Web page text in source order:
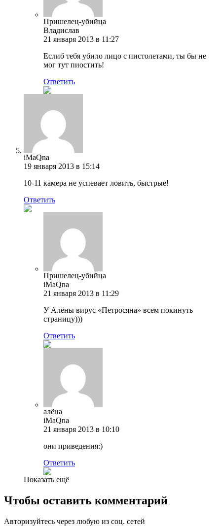
Пришелец-убийца
Владислав
21 января 2013 в 11:27
Еслиб тебя убило лицо с пистолетами, ты бы не
мог тут пиостить!
Ответить
iMaQna
19 января 2013 в 15:14
10-11 камера не успевает ловить, быстрые!
Ответить
Пришелец-убийца
iMaQna
21 января 2013 в 11:29
У Алёны вирус «Петросяна» всем покинуть
страницу)))
Ответить
алёна
iMaQna
21 января 2013 в 10:10
они приведения:)
Ответить
Показать ещё
Чтобы оставить комментарий
Авторизуйтесь через любую из соц. сетей